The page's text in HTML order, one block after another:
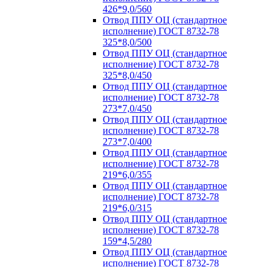
426*9,0/560
Отвод ППУ ОЦ (стандартное
исполнение) ГОСТ 8732-78
325*8,0/500
Отвод ППУ ОЦ (стандартное
исполнение) ГОСТ 8732-78
325*8,0/450
Отвод ППУ ОЦ (стандартное
исполнение) ГОСТ 8732-78
273*7,0/450
Отвод ППУ ОЦ (стандартное
исполнение) ГОСТ 8732-78
273*7,0/400
Отвод ППУ ОЦ (стандартное
исполнение) ГОСТ 8732-78
219*6,0/355
Отвод ППУ ОЦ (стандартное
исполнение) ГОСТ 8732-78
219*6,0/315
Отвод ППУ ОЦ (стандартное
исполнение) ГОСТ 8732-78
159*4,5/280
Отвод ППУ ОЦ (стандартное
исполнение) ГОСТ 8732-78